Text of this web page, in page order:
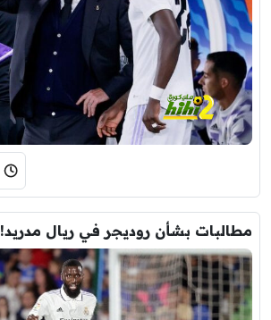
مطالبات بشأن روديجر في ريال مدريد!